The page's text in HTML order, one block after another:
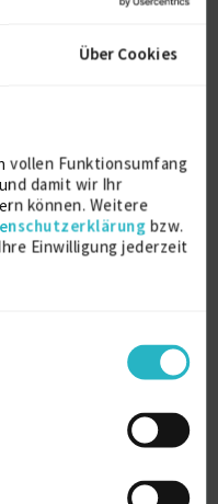
Über Cookies
vollen Funktionsumfang
damit wir Ihr
können. Weitere
bzw.
Einwilligung jederzeit
Belt